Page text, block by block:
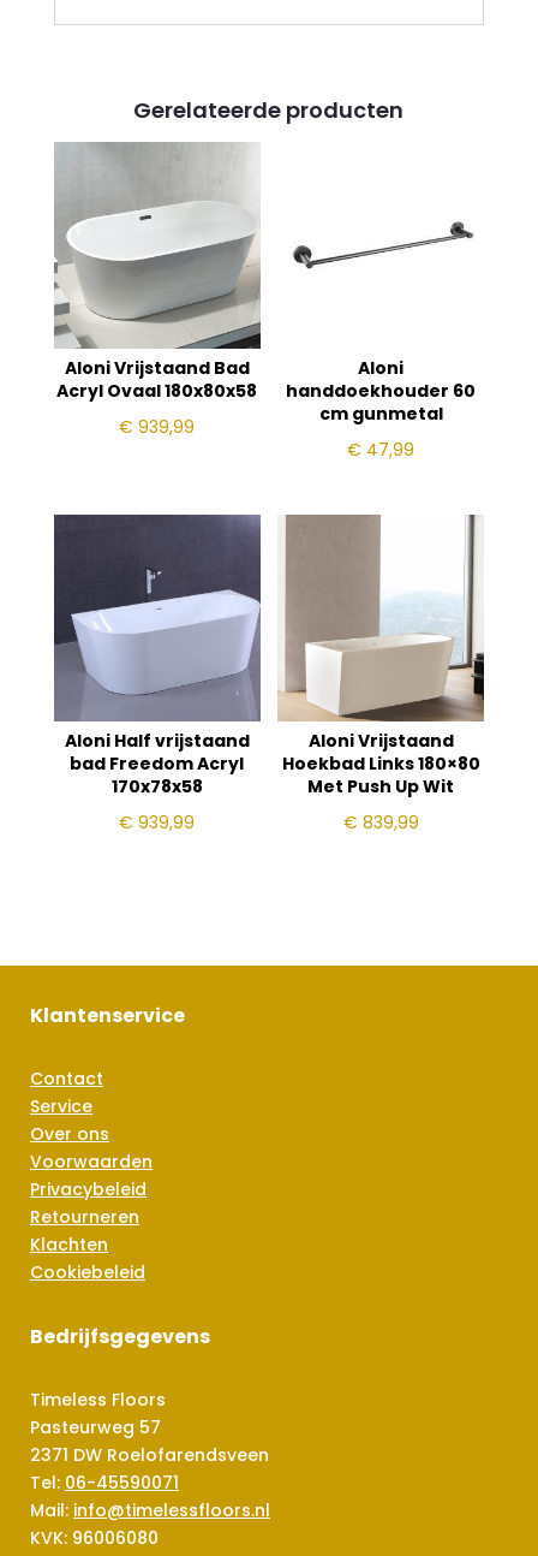
Gerelateerde producten
Aloni Vrijstaand Bad
Acryl Ovaal 180x80x58
€ 939,99
Aloni
handdoekhouder 60
cm gunmetal
€ 47,99
Aloni Half vrijstaand
bad Freedom Acryl
170x78x58
€ 939,99
Aloni Vrijstaand
Hoekbad Links 180×80
Met Push Up Wit
€ 839,99
Klantenservice
Contact
Service
Over ons
Voorwaarden
Privacybeleid
Retourneren
Klachten
Cookiebeleid
Bedrijfsgegevens
Timeless Floors
Pasteurweg 57
2371 DW Roelofarendsveen
Tel: 06-45590071
Mail: info@timelessfloors.nl
KVK: 96006080